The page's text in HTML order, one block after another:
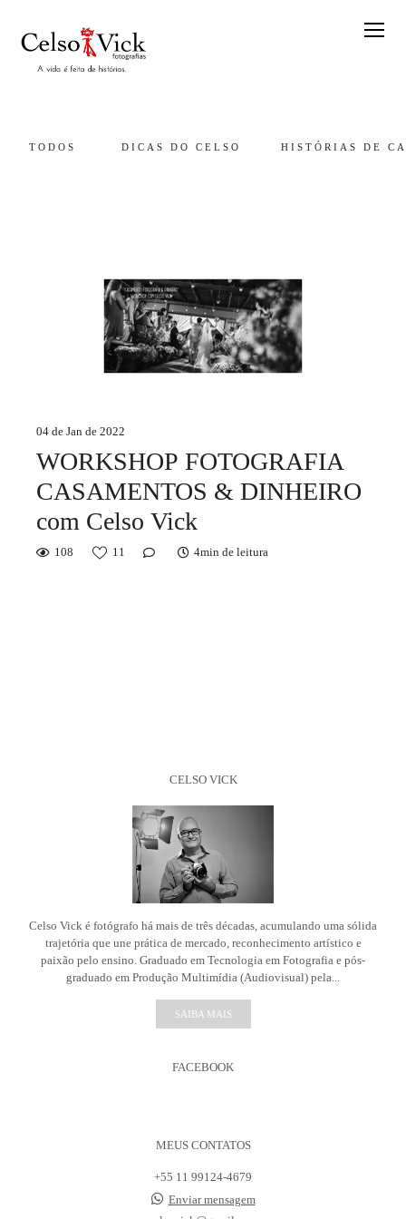
TODOS DICAS DO CELSO HISTÓRIAS DE
04 de Jan de 2022
WORKSHOP FOTOGRAFIA
CASAMENTOS & DINHEIRO
com Celso Vick
108 11 4min de leitura
CELSO VICK
Celso Vick é fotógrafo há mais de três décadas, acumulando uma sólida
trajetória que une prática de mercado, reconhecimento artístico e
paixão pelo ensino. Graduado em Tecnologia em Fotografia e pós-
graduado em Produção Multimídia (Audiovisual) pela...
SAIBA MAIS
FACEBOOK
MEUS CONTATOS
+55 11 99124-4679
Enviar mensagem